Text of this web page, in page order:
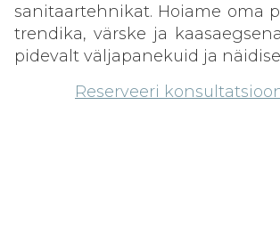
sanitaartehnikat. Hoiame oma
trendika, värske ja
pidevalt väljapanekuid ja
Reserveeri